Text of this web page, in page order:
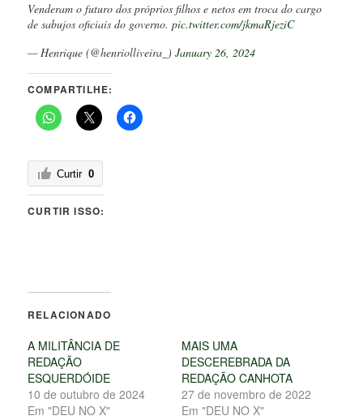
Venderam o futuro dos próprios filhos e netos em troca do cargo
de sabujos oficiais do governo.pic.twitter.com/jkmaRjeziC
— Henrique (@henriolliveira_)January 26, 2024
COMPARTILHE:
Curtir 0
CURTIR ISSO:
RELACIONADO
A MILITÂNCIA DE
REDAÇÃO
ESQUERDÓIDE
10 de outubro de 2024
Em "DEU NO X"
MAIS UMA
DESCEREBRADA DA
REDAÇÃO CANHOTA
27 de novembro de 2022
Em "DEU NO X"